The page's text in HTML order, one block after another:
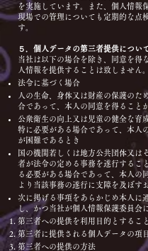
を実施しています。また、個人情報
現場での管理についても定期的な点
す。
５．個人データの第三者提供につい
当社は以下の場合を除き、同意を得
人情報を提供することは致しません。
法令に基づく場合
人の生命、身体又は財産の保護のた
合であって、本人の同意を得ること
公衆衛生の向上又は児童の健全な育
特に必要がある場合であって、本人
が困難であるとき
国の機関若しくは地方公共団体又は
者が法令の定める事務を遂行するこ
る必要がある場合であって、本人の
より当該事務の遂行に支障を及ぼす
次に掲げる事項をあらかじめ本人に
し、かつ当社が個人情報保護委員会
第三者への提供を利用目的とするこ
第三者に提供される個人データの項
第三者への提供の方法